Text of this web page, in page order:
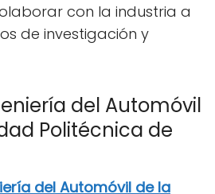
con la industria a
de investigación y
del Automóvil
Politécnica de
del Automóvil de la